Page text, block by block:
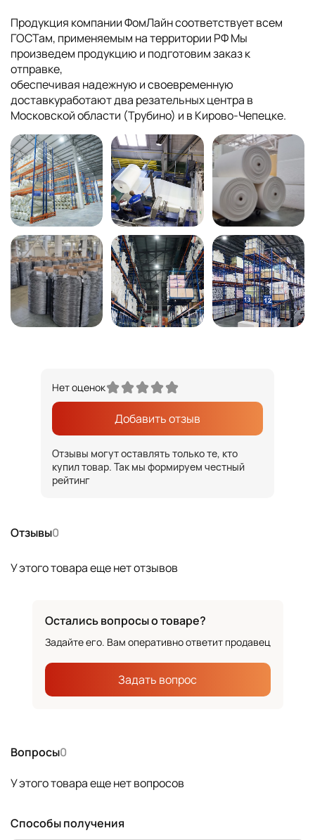
Продукция компании ФомЛайн соответствует всем
ГОСТам, применяемым на территории РФ Мы
произведем продукцию и подготовим заказ к
отправке,
обеспечивая надежную и своевременную
доставкуработают два резательных центра в
Московской области (Трубино) и в Кирово-Чепецке.
Отзывы0
У этого товара еще нет отзывов
Нет оценок
Добавить отзыв
Отзывы могут оставлять только те, кто
купил товар. Так мы формируем честный
рейтинг
Вопросы0
У этого товара еще нет вопросов
Способы получения
Остались вопросы о товаре?
Задайте его. Вам оперативно ответит продавец
Задать вопрос